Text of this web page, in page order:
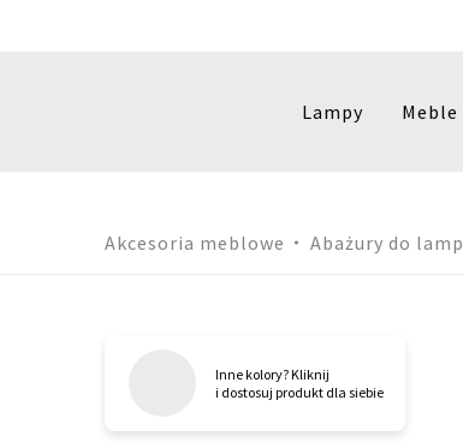
Lampy Meble
Akcesoria meblowe Abażury do lamp
Inne kolory? Kliknij
i dostosuj produkt dla siebie